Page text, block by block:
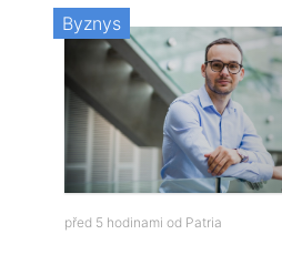
Byznys
před 5 hodinami od Patria